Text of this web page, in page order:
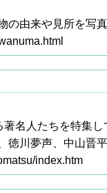
の由来や見所を写
名人たちを特集
徳川夢声、中山晋
index.htm